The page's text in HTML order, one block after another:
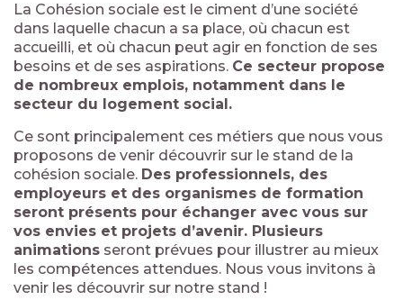
La Cohésion sociale est le ciment d’une société
dans laquelle chacun a sa place, où chacun est
accueilli, et où chacun peut agir en fonction de ses
besoins et de ses aspirations. Ce secteur propose
de nombreux emplois, notamment dans le
secteur du logement social.
Ce sont principalement ces métiers que nous vous
proposons de venir découvrir sur le stand de la
cohésion sociale. Des professionnels, des
employeurs et des organismes de formation
seront présents pour échanger avec vous sur
vos envies et projets d’avenir. Plusieurs
animations seront prévues pour illustrer au mieux
les compétences attendues. Nous vous invitons à
venir les découvrir sur notre stand !